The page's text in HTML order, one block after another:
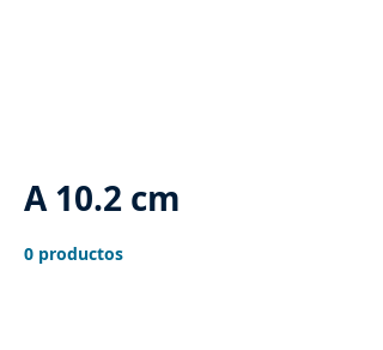
A 10.2 cm
0 productos